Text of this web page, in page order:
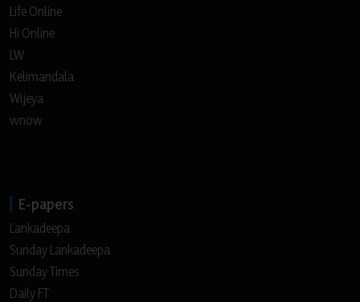
Life Online
Hi Online
LW
Kelimandala
Wijeya
wnow
E-papers
Lankadeepa
Sunday Lankadeepa
Sunday Times
Daily FT